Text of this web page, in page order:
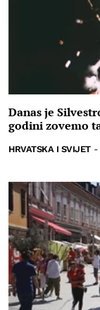
Danas je
godini zovemo
HRVATSKA I SVIJET -